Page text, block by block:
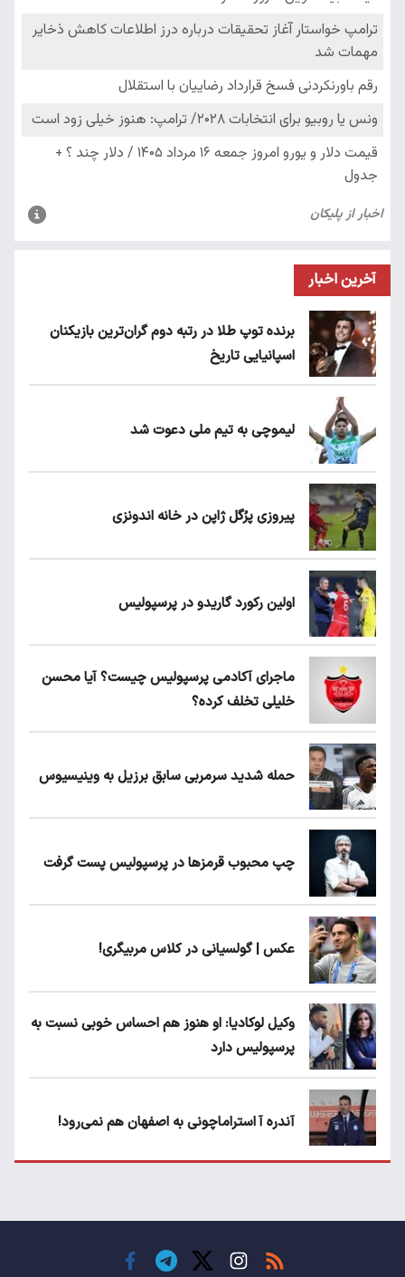
آخرین اخبار
برنده توپ طلا در رتبه دوم گران‌ترین بازیکنان
اسپانیایی تاریخ
لیموچی به تیم ملی دعوت شد
پیروزی پرُگل ژاپن در خانه اندونزی
اولین رکورد گاریدو در پرسپولیس
ماجرای آکادمی پرسپولیس چیست؟ آیا محسن
خلیلی تخلف کرده؟
حمله شدید سرمربی سابق برزیل به وینیسیوس
چپ محبوب قرمزها در پرسپولیس پست گرفت
عکس | گولسیانی در کلاس مربیگری!
وکیل لوکادیا: او هنوز هم احساس خوبی نسبت به
پرسپولیس دارد
آندره آ استراماچونی به اصفهان هم نمی‌رود!
حسن روی هوا!